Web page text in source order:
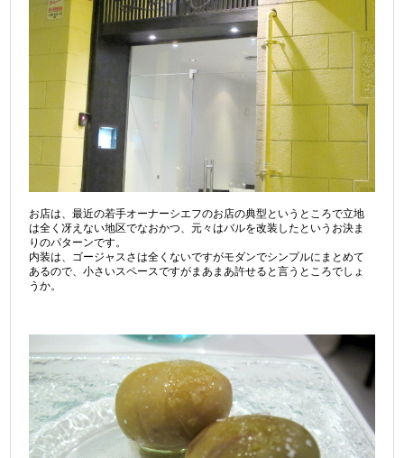
お店は、最近の若手オーナーシエフのお店の典型というところで立地
は全く冴えない地区でなおかつ、元々はバルを改装したというお決ま
りのパターンです。
内装は、ゴージャスさは全くないですがモダンでシンプルにまとめて
あるので、小さいスペースですがまあまあ許せると言うところでしょ
うか。